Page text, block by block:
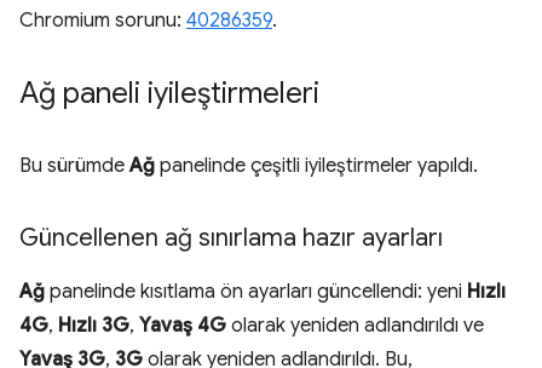
Chromium sorunu: 40286359.
Ağ paneli iyileştirmeleri
Bu sürümdeAğ panelinde çeşitli iyileştirmeler yapıldı.
Güncellenen ağ sınırlama hazır ayarları
Ağ panelinde kısıtlama ön ayarları güncellendi: yeni Hızlı
4G, Hızlı 3G, Yavaş 4G olarak yeniden adlandırıldı ve
Yavaş 3G, 3G olarak yeniden adlandırıldı. Bu,